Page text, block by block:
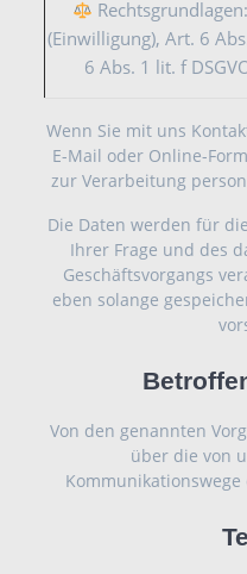
(Einwilligung), Art. 6
6 Abs. 1 lit. f
Wenn Sie mit uns
E-Mail oder Online-
zur Verarbeitung
Die Daten werden für
Ihrer Frage und des
Geschäftsvorgangs
eben solange
Von den genannten
über die von